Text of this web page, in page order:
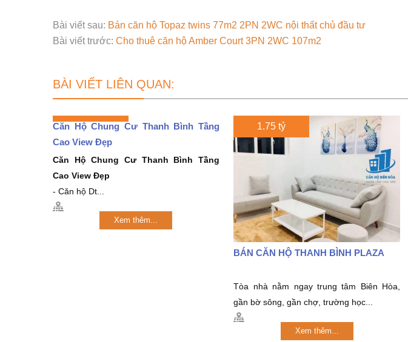
Bài viết sau: Bán căn hộ Topaz twins 77m2 2PN 2WC nội thất chủ đầu tư
Bài viết trước: Cho thuê căn hộ Amber Court 3PN 2WC 107m2
BÀI VIẾT LIÊN QUAN:
Căn Hộ Chung Cư Thanh Bình Tầng
Cao View Đẹp
Căn Hộ Chung Cư Thanh Bình Tầng
Cao View Đẹp
- Căn hộ Dt...
Xem thêm...
1.75 tỷ
BÁN CĂN HỘ THANH BÌNH PLAZA
Tòa nhà nằm ngay trung tâm Biên Hòa,
gần bờ sông, gần chợ, trường học...
Xem thêm...